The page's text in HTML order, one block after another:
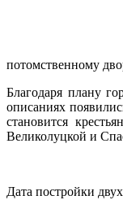
потомственному
Благодаря плану
описаниях
становится
Великолуцкой и
Дата постройки